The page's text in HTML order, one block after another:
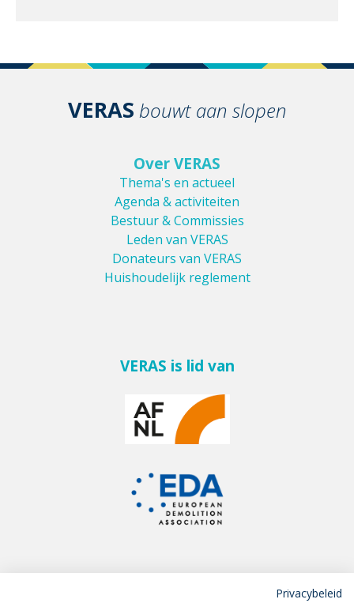
VERAS bouwt aan slopen
Over VERAS
Thema's en actueel
Agenda & activiteiten
Bestuur & Commissies
Leden van VERAS
Donateurs van VERAS
Huishoudelijk reglement
VERAS is lid van
Privacybeleid